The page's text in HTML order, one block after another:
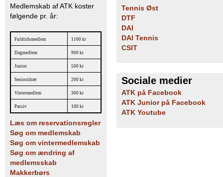
Medlemskab af ATK koster
følgende pr. år:
Fuldtidsmedlem 1100 kr
Dagmedlem 900 kr
Junior 500 kr
Senioridræt 200 kr
Vintermedlem 300 kr
Passiv 100 kr
Læs om reservationsregler
Søg om medlemskab
Søg om vintermedlemskab
Søg om ændring af
medlemsskab
Makkerbørs
Tennis Øst
DTF
DAI
DAI Tennis
CSIT
Sociale medier
ATK på Facebook
ATK Junior på Facebook
ATK Youtube